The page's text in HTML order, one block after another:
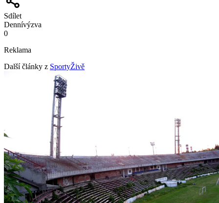
Sdílet
Dennívýzva
0
Reklama
Další články z SportyŽivě